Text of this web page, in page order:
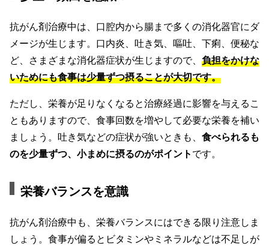
抗がん剤治療中は、口腔内から腸まで多くの消化器官にダ
メージが生じます。口内炎、吐き気、嘔吐、下痢、便秘な
ど、さまざまな消化器症状が生じますので、 負担をかけな
いためにも食事は少量ずつ摂ることが大切です。
ただし、栄養が足りなくなると治療経過に影響を与えるこ
ともありますので、食事回数を増やして必要な栄養を補い
ましょう。吐き気などの症状が強いときも、 食べられるも
のを少量ずつ、小まめに摂るのがポイントです。
栄養バランスを意識
抗がん剤治療中も、栄養バランスにはできる限り注意しま
しょう。食事が偏るとビタミンやミネラルなどは不足しが